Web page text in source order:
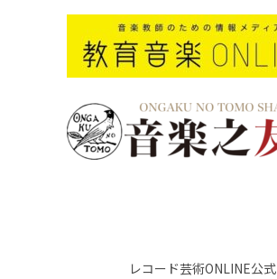
レコード芸術ONLINE公式